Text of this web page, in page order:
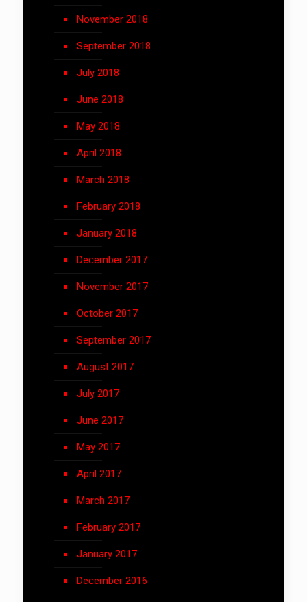
November 2018
September 2018
July 2018
June 2018
May 2018
April 2018
March 2018
February 2018
January 2018
December 2017
November 2017
October 2017
September 2017
August 2017
July 2017
June 2017
May 2017
April 2017
March 2017
February 2017
January 2017
December 2016